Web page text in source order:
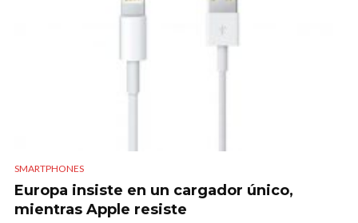
SMARTPHONES
Europa insiste en un cargador único,
mientras Apple resiste